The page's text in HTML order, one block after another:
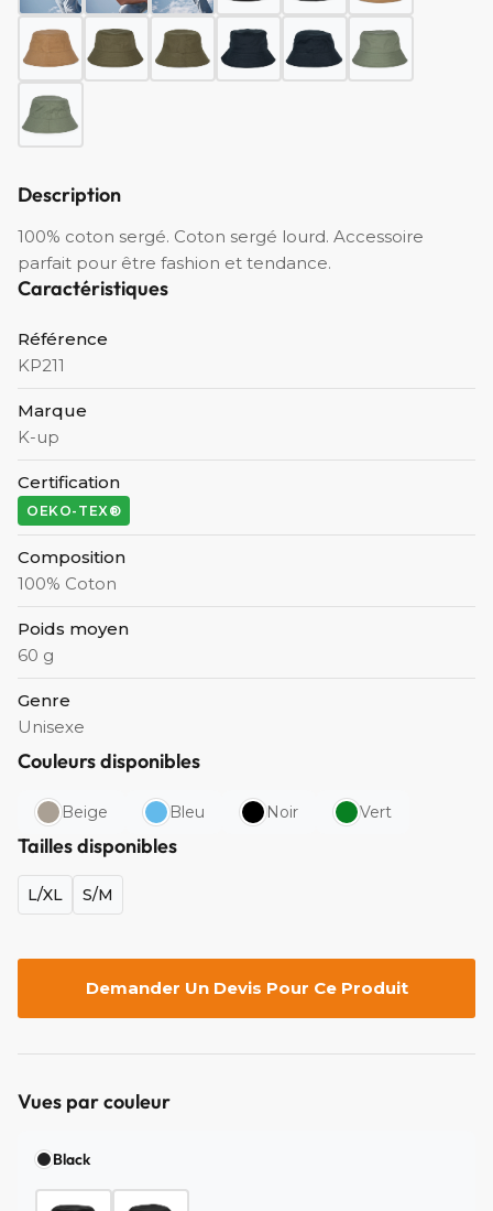
Description
100% coton sergé. Coton sergé lourd. Accessoire
parfait pour être fashion et tendance.
Caractéristiques
Référence
KP211
Marque
K-up
Certification
OEKO-TEX®
Composition
100% Coton
Poids moyen
60 g
Genre
Unisexe
Couleurs disponibles
Beige Bleu Noir Vert
Tailles disponibles
L/XL S/M
Demander Un Devis Pour Ce Produit
Vues par couleur
Black